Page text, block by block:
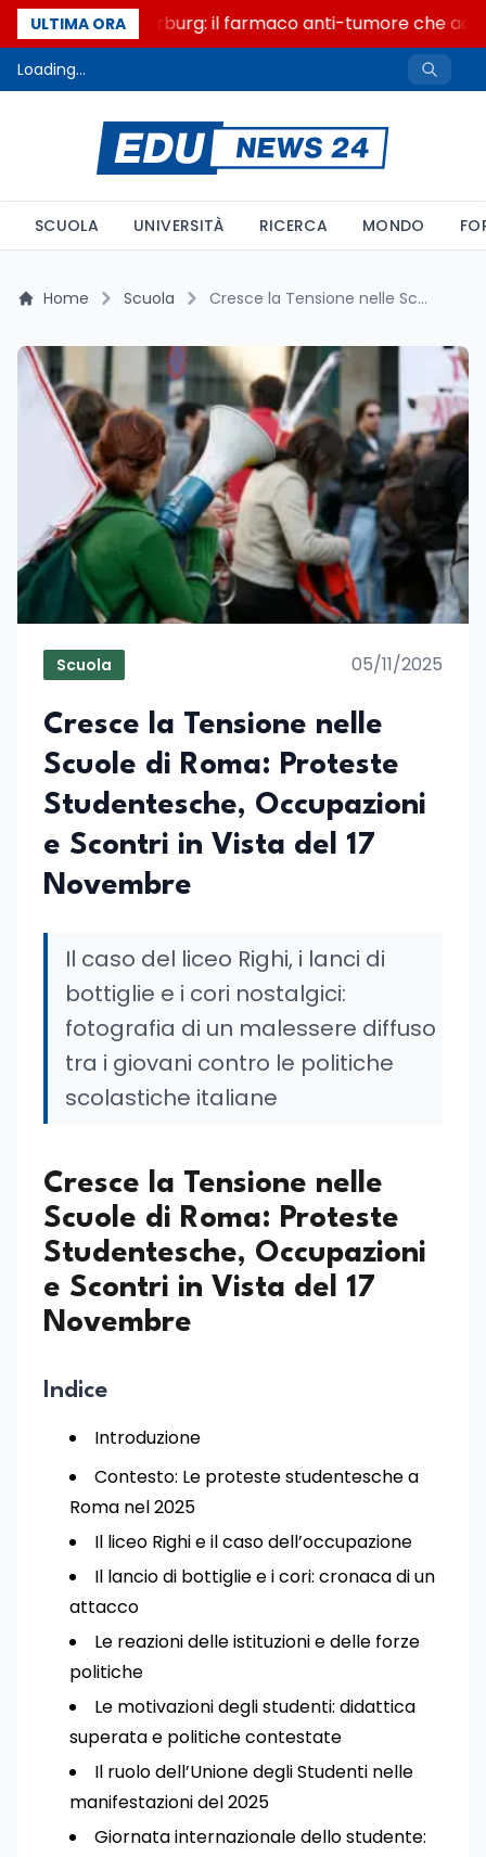
ULTIMA ORA
Un secolo di Warburg: il farmaco anti-tumore che
Loading...
SCUOLA UNIVERSITÀ RICERCA MONDO
Home Scuola Cresce la Tensione nelle Scuole di Roma: Proteste Studentesche, Occupazioni e Scontri in Vista del 17 Novembre
Scuola 05/11/2025
Cresce la Tensione nelle
Scuole di Roma: Proteste
Studentesche, Occupazioni
e Scontri in Vista del 17
Novembre
Il caso del liceo Righi, i lanci di
bottiglie e i cori nostalgici:
fotografia di un malessere diffuso
tra i giovani contro le politiche
scolastiche italiane
Cresce la Tensione nelle
Scuole di Roma: Proteste
Studentesche, Occupazioni
e Scontri in Vista del 17
Novembre
Indice
Introduzione
Contesto: Le proteste studentesche a
Roma nel 2025
Il liceo Righi e il caso dell’occupazione
Il lancio di bottiglie e i cori: cronaca di un
attacco
Le reazioni delle istituzioni e delle forze
politiche
Le motivazioni degli studenti: didattica
superata e politiche contestate
Il ruolo dell’Unione degli Studenti nelle
manifestazioni del 2025
Giornata internazionale dello studente: